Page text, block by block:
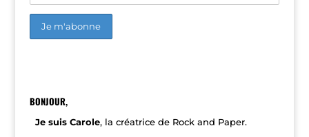
n
BONJOUR,
Je suis Carole, la créatrice de Rock and Paper.